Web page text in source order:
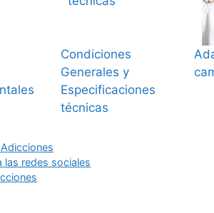
Condiciones
Generales y
Especificaciones
técnicas
las redes sociales